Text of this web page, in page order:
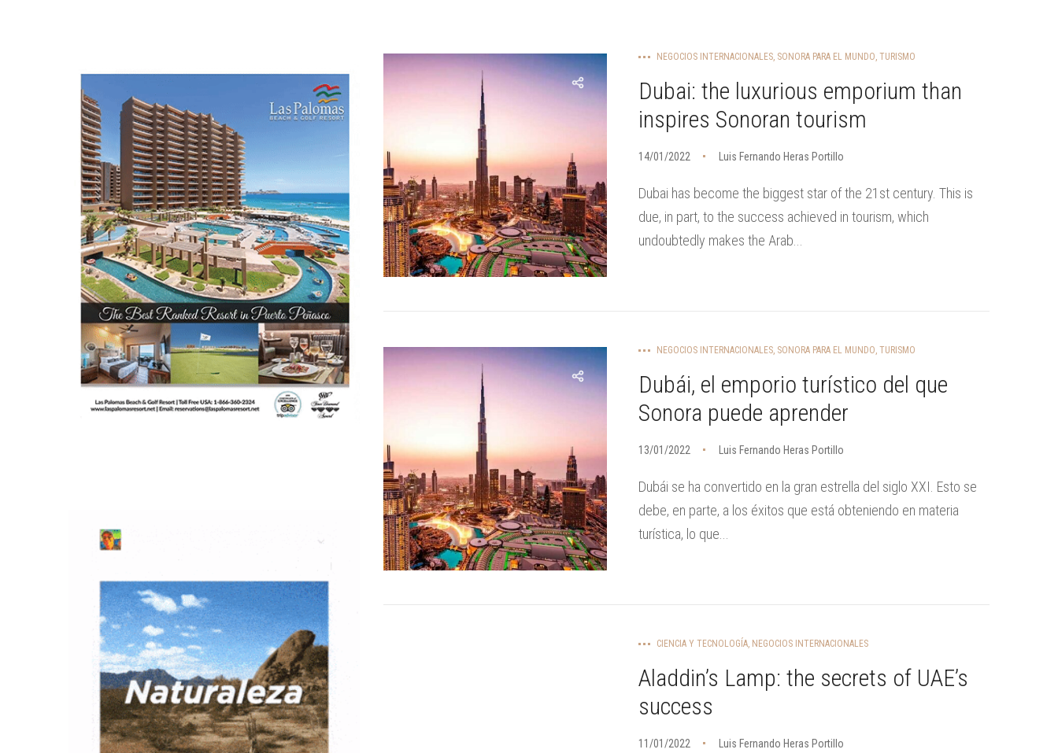
NEGOCIOS INTERNACIONALES, SONORA PARA EL MUNDO, TURISMO
Dubai: the luxurious emporium than
inspires Sonoran tourism
14/01/2022 Luis Fernando Heras Portillo
Dubai has become the biggest star of the 21st century. This is
due, in part, to the success achieved in tourism, which
undoubtedly makes the Arab...
NEGOCIOS INTERNACIONALES, SONORA PARA EL MUNDO, TURISMO
Dubái, el emporio turístico del que
Sonora puede aprender
13/01/2022 Luis Fernando Heras Portillo
Dubái se ha convertido en la gran estrella del siglo XXI. Esto se
debe, en parte, a los éxitos que está obteniendo en materia
turística, lo que...
CIENCIA Y TECNOLOGÍA, NEGOCIOS INTERNACIONALES
Aladdin’s Lamp: the secrets of UAE’s
success
11/01/2022 Luis Fernando Heras Portillo